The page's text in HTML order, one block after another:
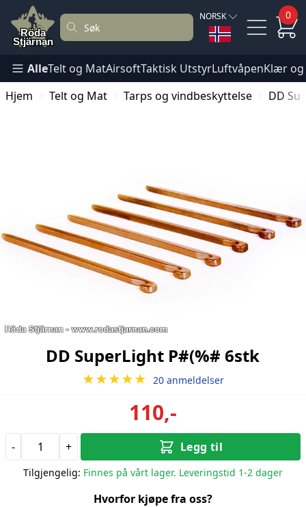
NORSK 0
AlleTelt og MatAirsoftTaktisk UtstyrLuftvåpenKlær
Hjem
Telt og Mat Tarps og vindbeskyttelse DD
DD SuperLight P#(%# 6stk
★★★★★ 20 anmeldelser
110,-
- + Legg til
Tilgjengelig: Finnes på vårt lager. Leveringstid 1-2 dager
Hvorfor kjøpe fra oss?